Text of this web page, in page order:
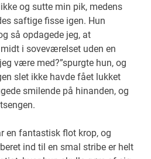
og sutte min pik, medens
saftige fisse igen. Hun
så opdagede jeg, at
i soveværelset uden en
være med?”spurgte hun, og
slet ikke havde fået lukket
smilende på hinanden, og
en fantastisk flot krop, og
ind til en smal stribe er helt